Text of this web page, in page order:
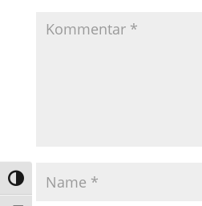
Umschalten auf hohe Kontraste